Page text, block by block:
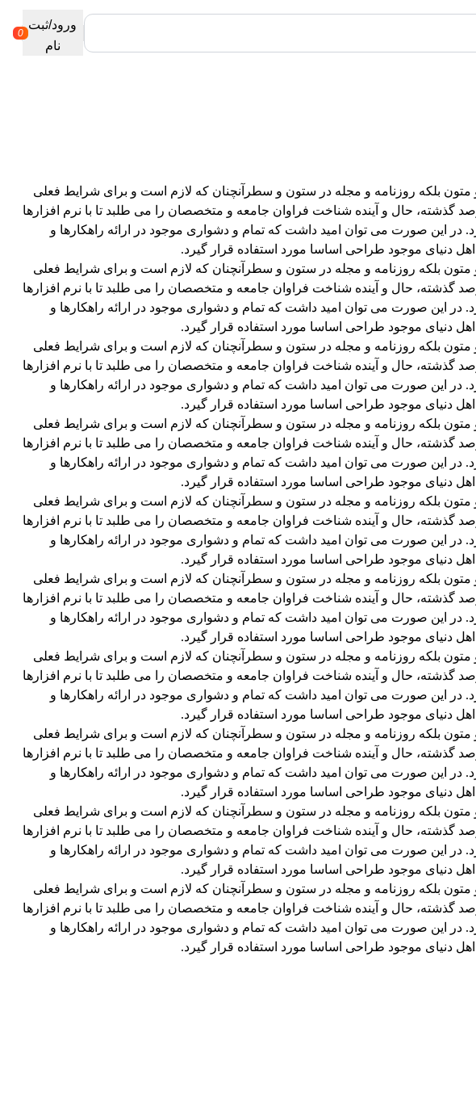
کد تخفیف off10
ورود/ثبت
نام
0
بلکه روزنامه و مجله در ستون و سطرآنچنان که لازم است و برای شرایط فعلی
گذشته، حال و آینده شناخت فراوان جامعه و متخصصان را می طلبد تا با نرم افزارها
این صورت می توان امید داشت که تمام و دشواری موجود در ارائه راهکارها و
دنیای موجود طراحی اساسا مورد استفاده قرار گیرد.
بلکه روزنامه و مجله در ستون و سطرآنچنان که لازم است و برای شرایط فعلی
گذشته، حال و آینده شناخت فراوان جامعه و متخصصان را می طلبد تا با نرم افزارها
این صورت می توان امید داشت که تمام و دشواری موجود در ارائه راهکارها و
دنیای موجود طراحی اساسا مورد استفاده قرار گیرد.
بلکه روزنامه و مجله در ستون و سطرآنچنان که لازم است و برای شرایط فعلی
گذشته، حال و آینده شناخت فراوان جامعه و متخصصان را می طلبد تا با نرم افزارها
این صورت می توان امید داشت که تمام و دشواری موجود در ارائه راهکارها و
دنیای موجود طراحی اساسا مورد استفاده قرار گیرد.
بلکه روزنامه و مجله در ستون و سطرآنچنان که لازم است و برای شرایط فعلی
گذشته، حال و آینده شناخت فراوان جامعه و متخصصان را می طلبد تا با نرم افزارها
این صورت می توان امید داشت که تمام و دشواری موجود در ارائه راهکارها و
دنیای موجود طراحی اساسا مورد استفاده قرار گیرد.
بلکه روزنامه و مجله در ستون و سطرآنچنان که لازم است و برای شرایط فعلی
گذشته، حال و آینده شناخت فراوان جامعه و متخصصان را می طلبد تا با نرم افزارها
این صورت می توان امید داشت که تمام و دشواری موجود در ارائه راهکارها و
دنیای موجود طراحی اساسا مورد استفاده قرار گیرد.
بلکه روزنامه و مجله در ستون و سطرآنچنان که لازم است و برای شرایط فعلی
گذشته، حال و آینده شناخت فراوان جامعه و متخصصان را می طلبد تا با نرم افزارها
این صورت می توان امید داشت که تمام و دشواری موجود در ارائه راهکارها و
دنیای موجود طراحی اساسا مورد استفاده قرار گیرد.
بلکه روزنامه و مجله در ستون و سطرآنچنان که لازم است و برای شرایط فعلی
گذشته، حال و آینده شناخت فراوان جامعه و متخصصان را می طلبد تا با نرم افزارها
این صورت می توان امید داشت که تمام و دشواری موجود در ارائه راهکارها و
دنیای موجود طراحی اساسا مورد استفاده قرار گیرد.
بلکه روزنامه و مجله در ستون و سطرآنچنان که لازم است و برای شرایط فعلی
گذشته، حال و آینده شناخت فراوان جامعه و متخصصان را می طلبد تا با نرم افزارها
این صورت می توان امید داشت که تمام و دشواری موجود در ارائه راهکارها و
دنیای موجود طراحی اساسا مورد استفاده قرار گیرد.
بلکه روزنامه و مجله در ستون و سطرآنچنان که لازم است و برای شرایط فعلی
گذشته، حال و آینده شناخت فراوان جامعه و متخصصان را می طلبد تا با نرم افزارها
این صورت می توان امید داشت که تمام و دشواری موجود در ارائه راهکارها و
دنیای موجود طراحی اساسا مورد استفاده قرار گیرد.
بلکه روزنامه و مجله در ستون و سطرآنچنان که لازم است و برای شرایط فعلی
گذشته، حال و آینده شناخت فراوان جامعه و متخصصان را می طلبد تا با نرم افزارها
این صورت می توان امید داشت که تمام و دشواری موجود در ارائه راهکارها و
دنیای موجود طراحی اساسا مورد استفاده قرار گیرد.